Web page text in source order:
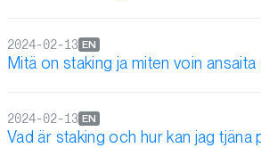
Mitä on staking ja miten voin ansaita
EN
2024-02-13
Vad är staking och hur kan jag tjäna
EN
2024-02-13